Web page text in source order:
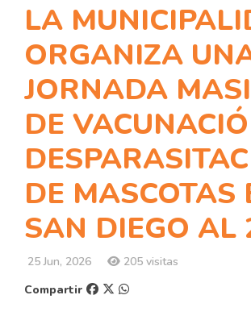
LA
ORGANIZA
JORNADA
DE
DE MASCOTAS
SAN DIEGO AL
25 Jun, 2026
205 visitas
Compartir